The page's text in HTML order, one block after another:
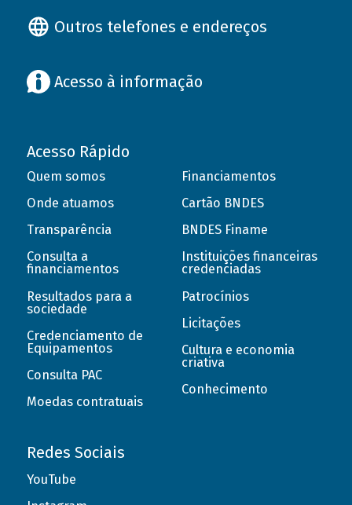
Outros telefones e endereços
Acesso à informação
Acesso Rápido
Quem somos
Onde atuamos
Transparência
Consulta a
financiamentos
Resultados para a
sociedade
Credenciamento de
Equipamentos
Consulta PAC
Moedas contratuais
Financiamentos
Cartão BNDES
BNDES Finame
Instituições financeiras
credenciadas
Patrocínios
Licitações
Cultura e economia
criativa
Conhecimento
Redes Sociais
YouTube